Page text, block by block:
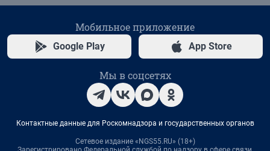
Мобильное приложение
Google Play App Store
Мы в соцсетях
Контактные данные для Роскомнадзора и государственных органов
Сетевое издание «NGS55.RU» (18+)